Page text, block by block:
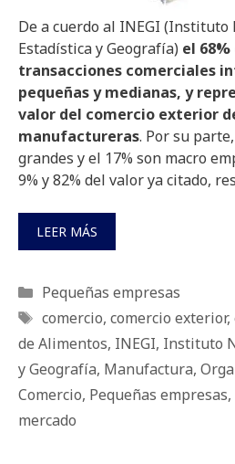
De a cuerdo al INEGI (Instituto
Estadística y Geografía) el
transacciones comerciales
pequeñas y medianas, y
valor del comercio exterior
manufactureras. Por su
grandes y el 17% son macro
9% y 82% del valor ya citado,
LEER MÁS
Categorías
Pequeñas empresas
Etiquetas
comercio, comercio exterior,
de Alimentos, INEGI, Instituto
y Geografía, Manufactura,
Comercio, Pequeñas empresas,
mercado